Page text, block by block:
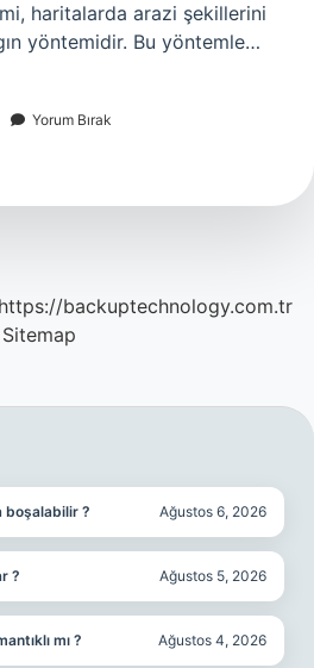
haritalarda arazi şekillerini
yöntemidir. Bu yöntemle…
Yorum Bırak
https://backuptechnology.com.tr
Sitemap
boşalabilir ? Ağustos 6, 2026
? Ağustos 5, 2026
mı ? Ağustos 4, 2026